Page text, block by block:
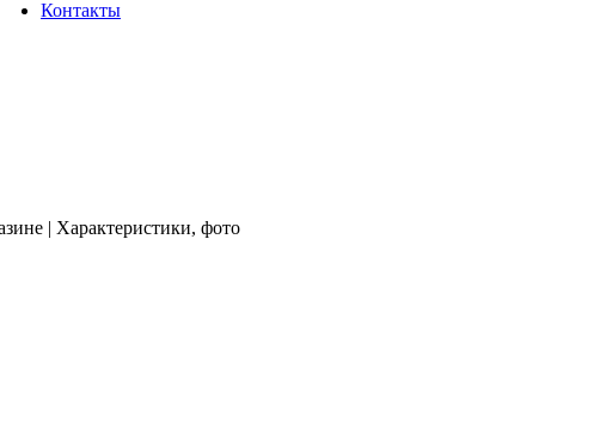
Контакты
| Характеристики, фото